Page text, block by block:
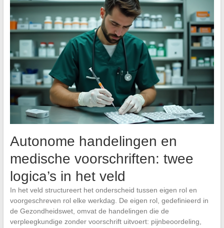
Autonome handelingen en
medische voorschriften: twee
logica’s in het veld
In het veld structureert het onderscheid tussen eigen rol en
voorgeschreven rol elke werkdag. De eigen rol, gedefinieerd in
de Gezondheidswet, omvat de handelingen die de
verpleegkundige zonder voorschrift uitvoert: pijnbeoordeling,